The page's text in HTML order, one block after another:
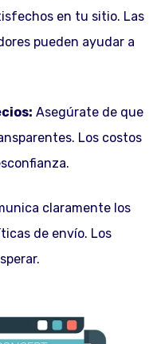
en tu sitio. Las
pueden ayudar a
Asegúrate de que
Los costos
claramente los
de envío. Los